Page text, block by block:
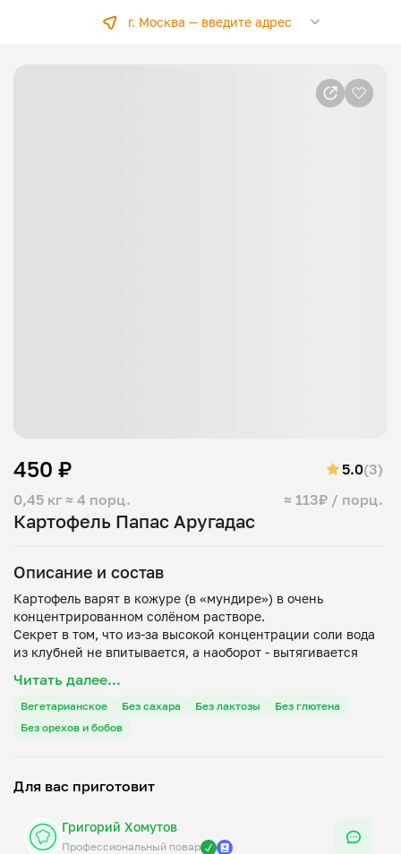
г. Москва —введите адрес
Картофель Папас Аругадас
0,45 кг ≈ 4 порц. ≈ 113₽ / порц.
450 ₽ 5.0(3)
Описание и состав
Картофель варят в кожуре (в «мундире») в очень
концентрированном солёном растворе.
Секрет в том, что из-за высокой концентрации соли вода
из клубней не впитывается, а наоборот - вытягивается
Читать далее...
Вегетарианское Без сахара Без лактозы
Без глютена
Без орехов и бобов
Для вас приготовит
Григорий Хомутов
Профессиональный повар